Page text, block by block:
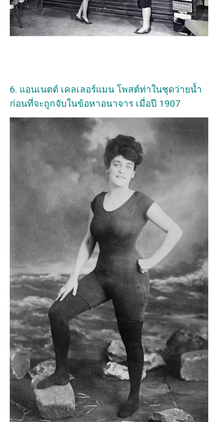
6. แอนเนตต์ เคลเลอร์แมน โพสต์ท่าในชุดว่ายน้ำ
ก่อนที่จะถูกจับในข้อหาอนาจาร เมื่อปี 1907